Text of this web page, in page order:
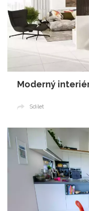
Moderný
Sdílet